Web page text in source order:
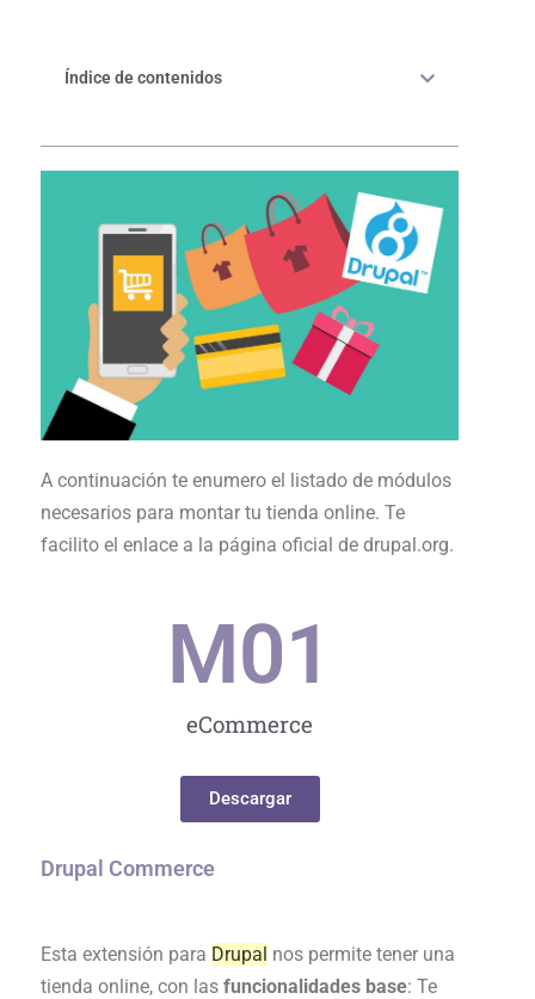
Índice de contenidos
A continuación te enumero el listado de módulos
necesarios para montar tu tienda online. Te
facilito el enlace a la página oficial de drupal.org.
eCommerce
M01
Descargar
Drupal Commerce
Esta extensión para Drupal nos permite tener una
tienda online, con las funcionalidades base: Te